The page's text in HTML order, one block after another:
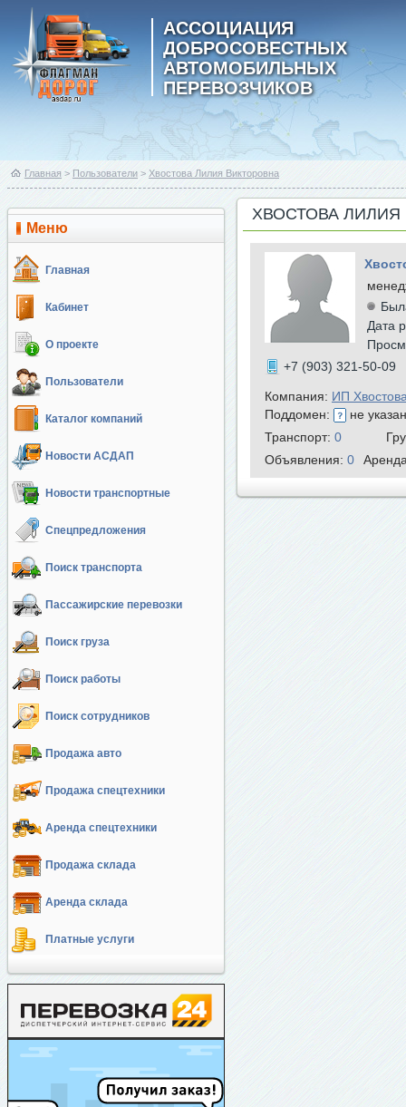
АССОЦИАЦИЯ
ДОБРОСОВЕСТНЫХ
АВТОМОБИЛЬНЫХ
ПЕРЕВОЗЧИКОВ
Главная > Пользователи > Хвостова Лилия Викторовна
Меню
Главная
Кабинет
О проекте
Пользователи
Каталог компаний
Новости АСДАП
Новости транспортные
Спецпредложения
Поиск транспорта
Пассажирские перевозки
Поиск груза
Поиск работы
Поиск сотрудников
Продажа авто
Продажа спецтехники
Аренда спецтехники
Продажа склада
Аренда склада
Платные услуги
ХВОСТОВА ЛИЛИЯ
Дата
+7 (903) 321-50-09
Компания: ИП
Поддомен:
не
Транспорт: 0
Объявления: 0